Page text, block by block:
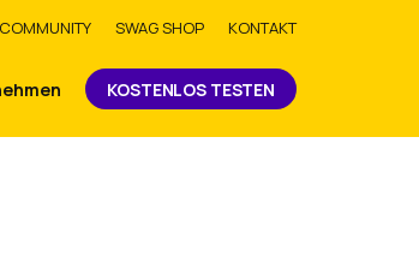
COMMUNITY SWAG SHOP KONTAKT
KOSTENLOS TESTEN